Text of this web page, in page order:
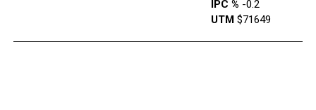
IPC % -0.2
UTM$71649